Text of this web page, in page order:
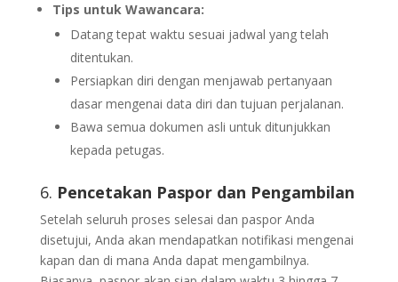
Tips untuk Wawancara:
Datang tepat waktu sesuai jadwal yang telah
ditentukan.
Persiapkan diri dengan menjawab pertanyaan
dasar mengenai data diri dan tujuan perjalanan.
Bawa semua dokumen asli untuk ditunjukkan
kepada petugas.
6. Pencetakan Paspor dan Pengambilan
Setelah seluruh proses selesai dan paspor Anda
disetujui, Anda akan mendapatkan notifikasi mengenai
kapan dan di mana Anda dapat mengambilnya.